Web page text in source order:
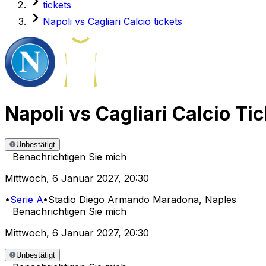
tickets
Napoli vs Cagliari Calcio tickets
Napoli vs Cagliari Calcio
Unbestätigt
Benachrichtigen Sie mich
Mittwoch, 6 Januar 2027, 20:30
•Serie A•Stadio Diego Armando Maradona, Naples
Benachrichtigen Sie mich
Mittwoch, 6 Januar 2027, 20:30
Unbestätigt